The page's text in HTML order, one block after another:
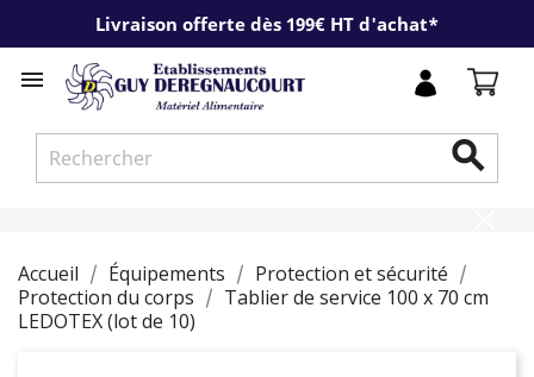
Livraison offerte dès 199€ HT d'achat*


Accueil Équipements
Protection et sécurité
Protection du corps
Tablier de service 100 x 70 cm
LEDOTEX (lot de 10)